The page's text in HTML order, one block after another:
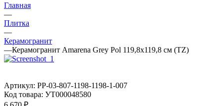
Главная
—
Плитка
—
Керамогранит
—Керамогранит Amarena Grey Pol 119,8x119,8 см (TZ)
Артикул: PP-03-807-1198-1198-1-007
Код товара: УТ000048580